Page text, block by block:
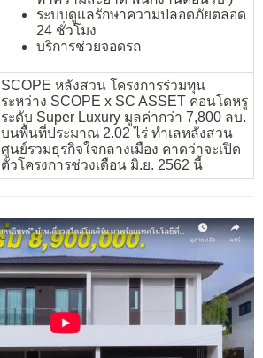
ระบบดูแลรักษาความปลอดภัยตลอด
24 ชั่วโมง
บริการช่วยจอดรถ
SCOPE หลังสวน โครงการร่วมทุน
ระหว่าง SCOPE x SC ASSET คอนโดหรู
ระดับ Super Luxury มูลค่ากว่า 7,800 ลบ.
บนพื้นที่ประมาณ 2.02 ไร่ ทำเลหลังสวน
ศูนย์รวมธุรกิจใจกลางเมือง คาดว่าจะเปิด
ตัวโครงการช่วงเดือน มิ.ย. 2562 นี้